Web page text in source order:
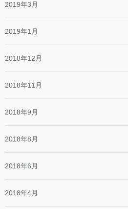
2019年3月
2019年1月
2018年12月
2018年11月
2018年9月
2018年8月
2018年6月
2018年4月